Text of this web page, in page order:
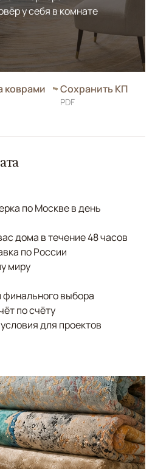
у себя в комнате
коврами Сохранить КП
PDF
по Москве в день
дома в течение 48 часов
по России
миру
выбора
по счёту
для проектов